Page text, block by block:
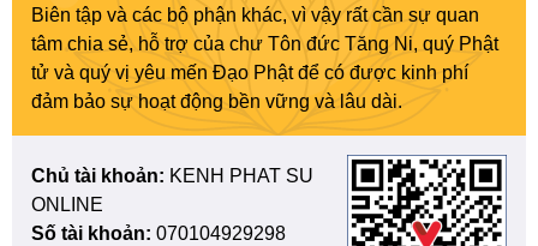
Biên tập và các bộ phận khác, vì vậy rất cần sự quan
tâm chia sẻ, hỗ trợ của chư Tôn đức Tăng Ni, quý Phật
tử và quý vị yêu mến Đạo Phật để có được kinh phí
đảm bảo sự hoạt động bền vững và lâu dài.
Chủ tài khoản: KENH PHAT SU
ONLINE
Số tài khoản: 070104929298